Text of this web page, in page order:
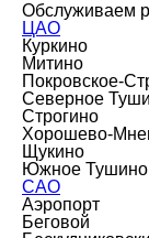
Обслуживаем
ЦАО
Куркино
Митино
Покровское-
Северное
Строгино
Хорошево-
Щукино
Южное Тушино
САО
Аэропорт
Беговой